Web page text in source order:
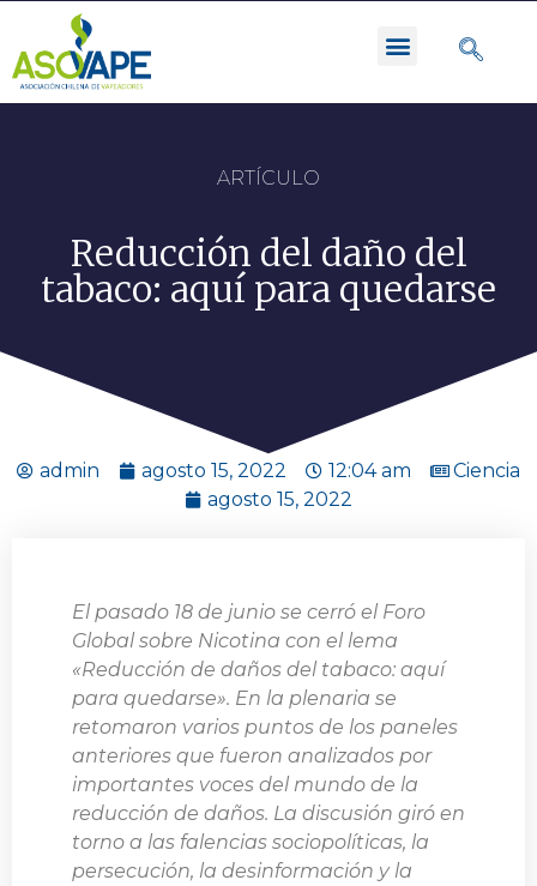
ARTÍCULO
Reducción del daño del
tabaco: aquí para quedarse
admin agosto 15, 2022 12:04 am
Ciencia
agosto 15, 2022
El pasado 18 de junio se cerró el Foro
Global sobre Nicotina con el lema
«Reducción de daños del tabaco: aquí
para quedarse». En la plenaria se
retomaron varios puntos de los paneles
anteriores que fueron analizados por
importantes voces del mundo de la
reducción de daños. La discusión giró en
torno a las falencias sociopolíticas, la
persecución, la desinformación y la